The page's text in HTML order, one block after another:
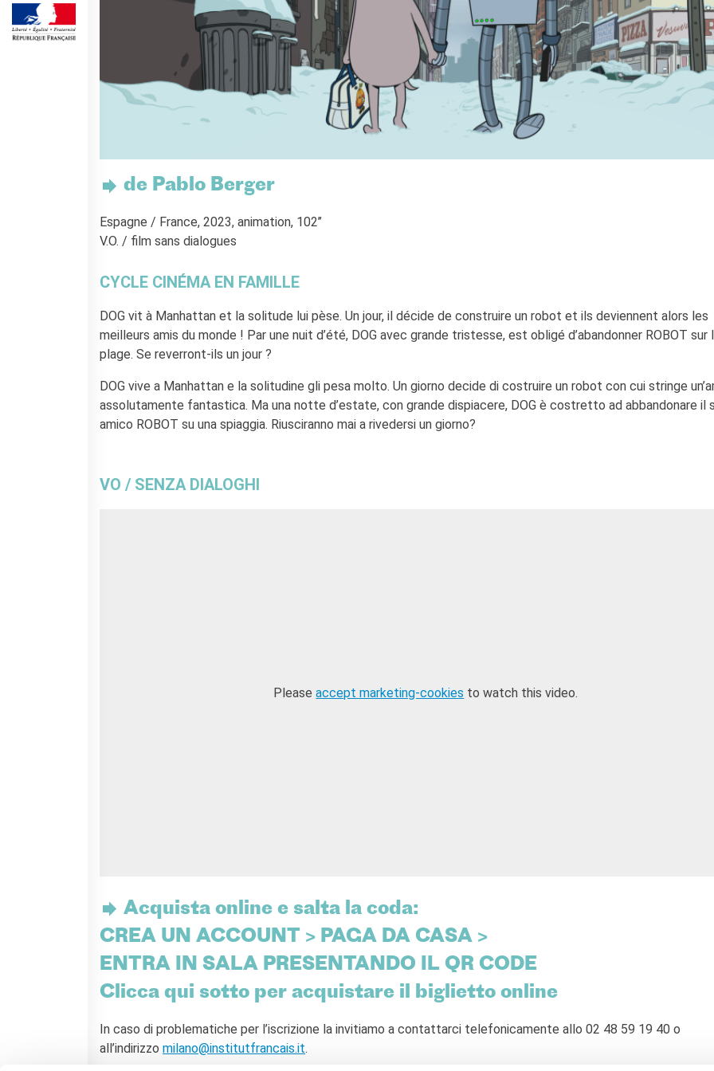
Cours pour les écoles
Informazioni utili: Calendario
Cours de théâtre
DIPLÔMES ET TESTS
SERVICES DE
MÉDIATHÈQUE
Coopération universitaire
Séjours linguistiques en
France
Étudier en France
Le cercle des amis
de Pablo Berger
Espagne / France, 2023, animation, 102’’
V.O. / film sans dialogues
CYCLE CINÉMA EN FAMILLE
DOG vit à Manhattan et la solitude lui pèse. Un jour, il décide de construire un robot et ils deviennent alors les
meilleurs amis du monde ! Par une nuit d’été, DOG avec grande tristesse, est obligé d’abandonner ROBOT sur
plage. Se reverront-ils un jour ?
DOG vive a Manhattan e la solitudine gli pesa molto. Un giorno decide di costruire un robot con cui stringe
assolutamente fantastica. Ma una notte d’estate, con grande dispiacere, DOG è costretto ad abbandonare il
amico ROBOT su una spiaggia. Riusciranno mai a rivedersi un giorno?
VO / SENZA DIALOGHI
Pleaseaccept marketing-cookies to watch this video.
Acquista online e salta la coda:
CREA UN ACCOUNT > PAGA DA CASA >
ENTRA IN SALA PRESENTANDO IL QR CODE
Clicca qui sotto per acquistare il biglietto online
In caso di problematiche per l’iscrizione la invitiamo a contattarci telefonicamente allo 02 48 59 19 40 o
all’indirizzo milano@institutfrancais.it.